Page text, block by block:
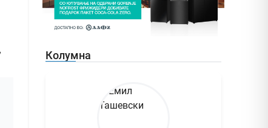
Колумна